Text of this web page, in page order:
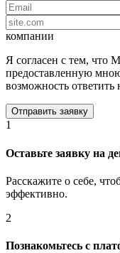
компании
Я согласен с тем, что
предоставленную
возможность ответить
1
Оставьте заявку на
Расскажите о себе,
эффективно.
2
Познакомьтесь с